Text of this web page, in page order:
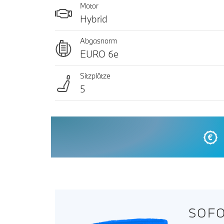
Motor
Hybrid
Abgasnorm
EURO 6e
Sitzplätze
5